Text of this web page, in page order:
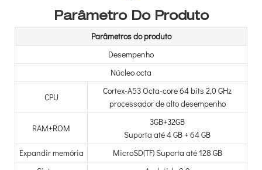
Parâmetro Do Produto
Parâmetros do produto
Desempenho
Núcleo octa
CPU
Cortex-A53 Octa-core 64 bits 2,0 GHz
processador de alto desempenho
RAM+ROM
3GB+32GB
Suporta até 4 GB + 64 GB
Expandir memória
MicroSD(TF) Suporta até 128 GB